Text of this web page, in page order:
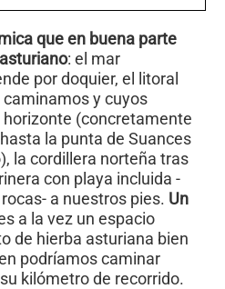
que en buena parte
: el mar
por doquier, el litoral
y cuyos
(concretamente
la punta de Suances
la cordillera norteña tras
con playa incluida -
a nuestros pies. Un
a la vez un espacio
de hierba asturiana bien
podríamos caminar
kilómetro de recorrido.